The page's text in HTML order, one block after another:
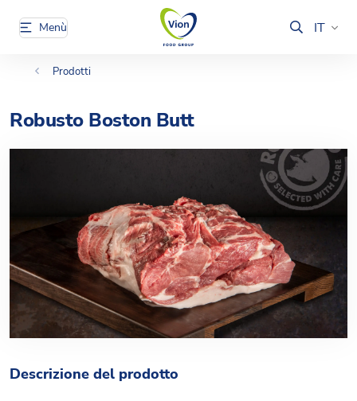
Menù IT
Prodotti
Robusto Boston Butt
Descrizione del prodotto